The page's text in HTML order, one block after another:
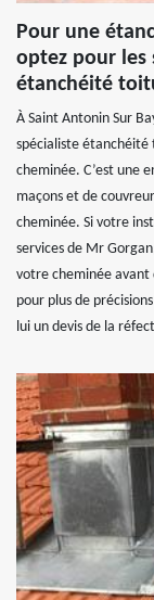
Pour une
optez pour les
étanchéité
À Saint Antonin Sur
spécialiste étanchéité
cheminée. C’est une
maçons et de
cheminée. Si votre
services de Mr
votre cheminée avant
pour plus de
lui un devis de la